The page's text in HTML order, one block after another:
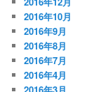
2016年10月
2016年9月
2016年8月
2016年7月
2016年4月